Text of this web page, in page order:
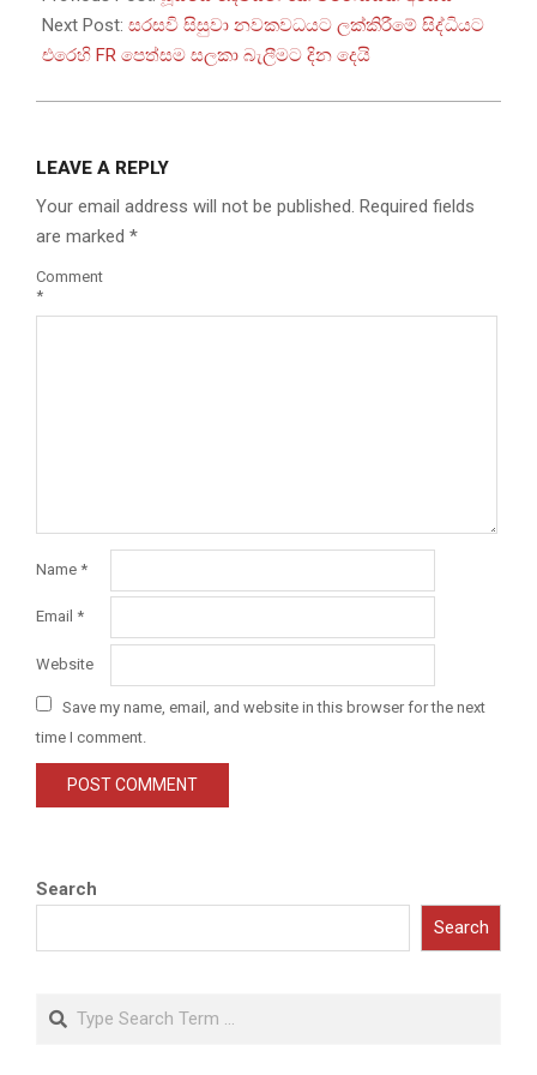
18
Next Post: සරසවි සිසුවා නවකවධයට ලක්කිරීමේ සිද්ධියට
එරෙහි FR පෙත්සම සලකා බැලීමට දින දෙයි
LEAVE A REPLY
Your email address will not be published. Required fields
are marked *
Comment
*
Name *
Email *
Website
Save my name, email, and website in this browser for the next
time I comment.
Search
Search
Search